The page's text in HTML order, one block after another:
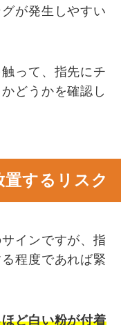
が発生しやすい
って、指先にチ
どうかを確認し
するリスク
インですが、指
程度であれば緊
ど白い粉が付着